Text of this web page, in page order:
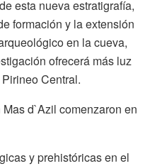
esta nueva estratigrafía,
formación y la extensión
en la cueva,
ofrecerá más luz
Central.
d`Azil comenzaron en
y prehistóricas en el